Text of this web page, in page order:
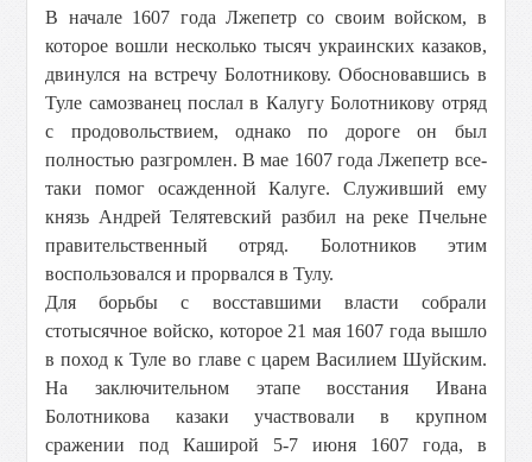
В начале 1607 года Лжепетр со своим войском, в
которое вошли несколько тысяч украинских казаков,
двинулся на встречу Болотникову. Обосновавшись в
Туле самозванец послал в Калугу Болотникову отряд
с продовольствием, однако по дороге он был
полностью разгромлен. В мае 1607 года Лжепетр все-
таки помог осажденной Калуге. Служивший ему
князь Андрей Телятевский разбил на реке Пчельне
правительственный отряд. Болотников этим
воспользовался и прорвался в Тулу.
Для борьбы с восставшими власти собрали
стотысячное войско, которое 21 мая 1607 года вышло
в поход к Туле во главе с царем Василием Шуйским.
На заключительном этапе восстания Ивана
Болотникова казаки участвовали в крупном
сражении под Каширой 5-7 июня 1607 года, в